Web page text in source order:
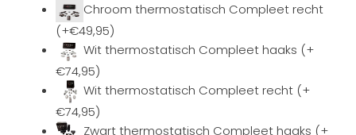
Chroom thermostatisch Compleet recht
(+€49,95)
Wit thermostatisch Compleet haaks (+
€74,95)
Wit thermostatisch Compleet recht (+
€74,95)
Zwart thermostatisch Compleet haaks (+